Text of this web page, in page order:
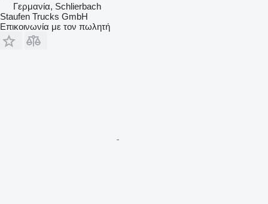
Γερμανία, Schlierbach
Staufen Trucks GmbH
Επικοινωνία με τον πωλητή